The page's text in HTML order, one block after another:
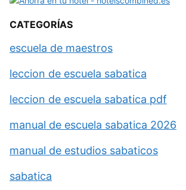
CATEGORÍAS
escuela de maestros
leccion de escuela sabatica
leccion de escuela sabatica pdf
manual de escuela sabatica 2026
manual de estudios sabaticos
sabatica